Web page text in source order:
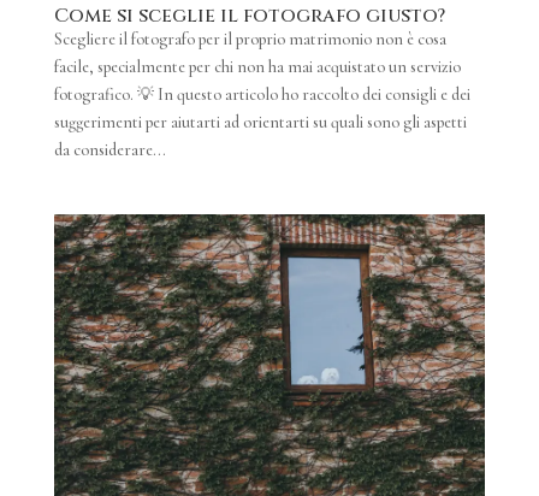
Come si sceglie il fotografo giusto?
Scegliere il fotografo per il proprio matrimonio non è cosa
facile, specialmente per chi non ha mai acquistato un servizio
fotografico. 💡 In questo articolo ho raccolto dei consigli e dei
suggerimenti per aiutarti ad orientarti su quali sono gli aspetti
da considerare...